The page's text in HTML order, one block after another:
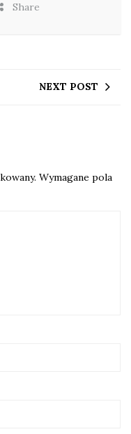
Share
NEXT POST
Wymagane pola